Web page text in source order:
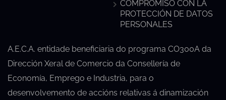
COMPROMISO CON LA
PROTECCIÓN DE DATOS
PERSONALES
A.E.C.A. entidade beneficiaria do programa CO300A da
Dirección Xeral de Comercio da Consellería de
Economía, Emprego e Industria, para o
desenvolvemento de accións relativas á dinamización